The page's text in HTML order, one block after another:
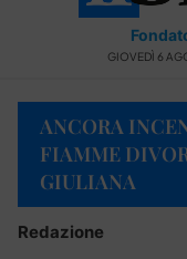
GIOVEDÌ 6
ANCORA
FIAMME
GIULIANA
Redazione